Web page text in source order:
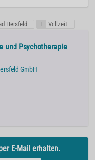
Hersfeld Vollzeit
und Psychotherapie
GmbH
E-Mail erhalten.